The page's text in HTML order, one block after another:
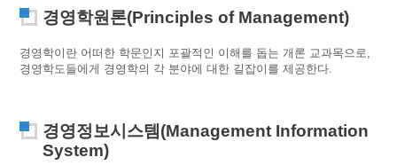
경영학원론(Principles of Management)
경영학이란 어떠한 학문인지 포괄적인 이해를 돕는 개론 교과목으로,
경영학도들에게 경영학의 각 분야에 대한 길잡이를 제공한다.
경영정보시스템(Management Information
System)